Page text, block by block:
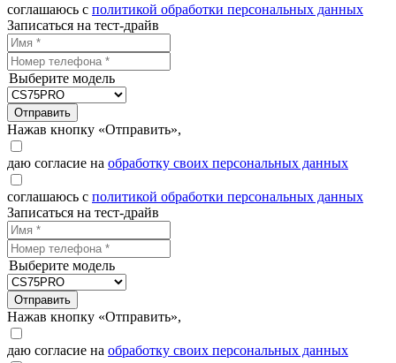
соглашаюсь с политикой обработки персональных данных
Записаться на тест-драйв
Выберите модель
Отправить
Нажав кнопку «Отправить»,
даю согласие на обработку своих персональных данных
соглашаюсь с политикой обработки персональных данных
Записаться на тест-драйв
Выберите модель
Отправить
Нажав кнопку «Отправить»,
даю согласие на обработку своих персональных данных